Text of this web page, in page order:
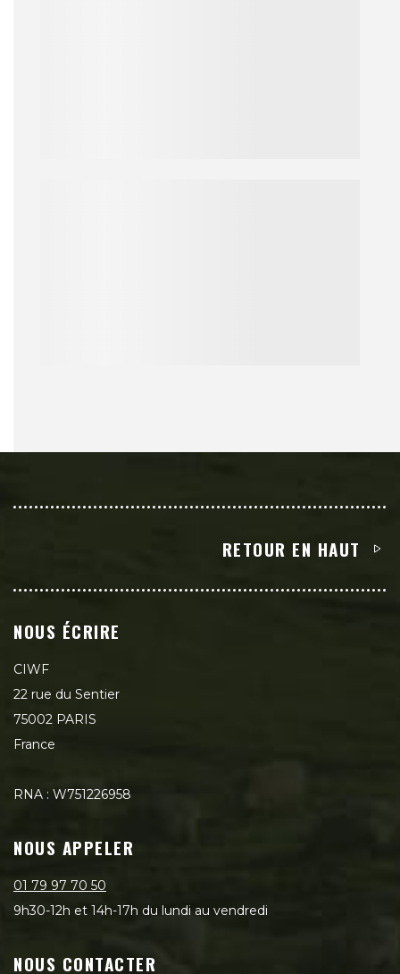
RETOUR EN HAUT
NOUS ÉCRIRE
CIWF
22 rue du Sentier
75002 PARIS
France
RNA : W751226958
NOUS APPELER
01 79 97 70 50
9h30-12h et 14h-17h du lundi au vendredi
NOUS CONTACTER